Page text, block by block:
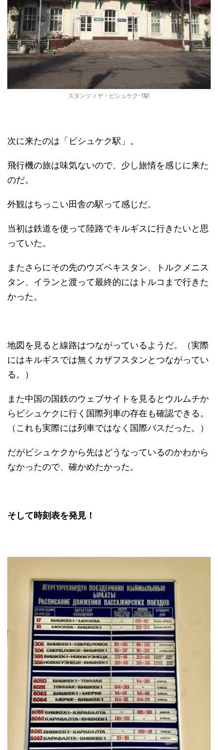
スタンツィヤ・ビシュケク-1駅
次に来たのは「ビシュケク駅」。
飛行機の旅は味気ないので、少し旅情を感じに来た
のだ。
外観はちっこい田舎の駅って感じだ。
当初は鉄道を使って陸路でキルギスに行きたいと思
っていた。
またさらにその先のウズベキスタン、トルクメニス
タン、イランと渡って最終的にはトルコまで行きた
かった。
地図を見ると線路はつながっているようだ。（実際
にはキルギスでは無くカザフスタンとつながってい
る。）
また中国の国鉄のウェブサイトを見るとウルムチか
らビシュケクに行く国際列車の存在も確認できる。
（これも実際には列車ではなく国際バスだった。）
だがビシュケクから先はどうなっているのかわから
なかったので、確かめたかった。
そして時刻表を発見！